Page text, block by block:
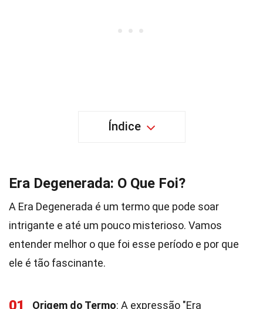
Índice
Era Degenerada: O Que Foi?
A Era Degenerada é um termo que pode soar
intrigante e até um pouco misterioso. Vamos
entender melhor o que foi esse período e por que
ele é tão fascinante.
01 Origem do Termo: A expressão "Era